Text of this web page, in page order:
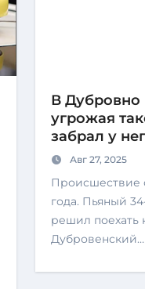
В Дубровно
угрожая
забрал у
Авг 27, 2025
Происшествие случилось ночью 12 мая 2025
года. Пьяный
решил поехать
Дубровенский…